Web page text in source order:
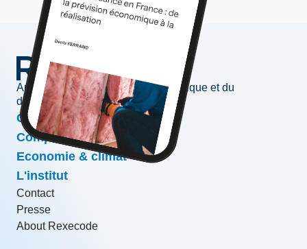
Au service de l'information économique et du
développement des entreprises
Conjoncture & prévisions
Compétitivité & croissance
Economie & climat
L'institut
Contact
Presse
About Rexecode